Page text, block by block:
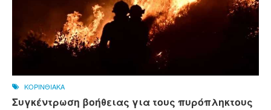
ΚΟΡΙΝΘΙΑΚΑ
Συγκέντρωση βοήθειας για τους πυρόπληκτους